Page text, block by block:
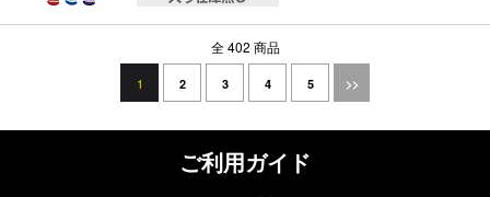
全 402 商品
1 2 3 4 5 >>
ご利用ガイド